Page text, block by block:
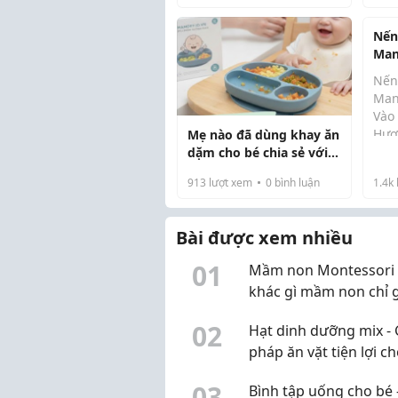
chí lại đổi hẳn. Em chỉ
mong có khu vui chơi, hồ
bơi nông h...
Mẹ nào đã dùng khay ăn
dặm cho bé chia sẻ với
913 lượt xem 0 bình luận 1.4k
Bài được xem nhiều
01
Mầm non Montessori
khác gì mầm non chỉ
02
Hạt dinh dưỡng mix -
pháp ăn vặt tiện lợi
Bình tập uống cho bé